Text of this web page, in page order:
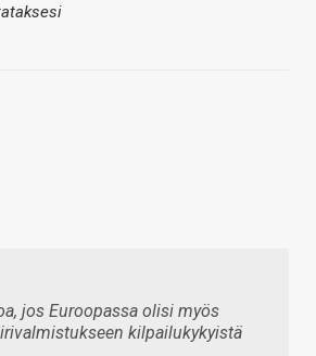
jos Euroopassa olisi myös
kilpailukykyistä